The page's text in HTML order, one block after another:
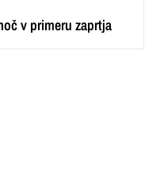
v primeru zaprtja